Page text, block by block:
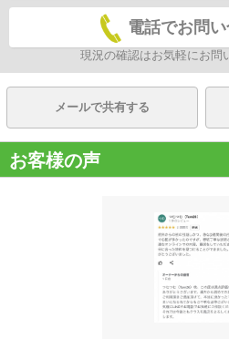
電話でお問
現況の確認はお気軽にお問
メールで共有する
お客様の声